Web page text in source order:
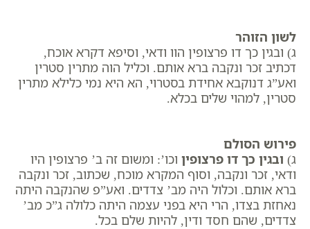
לשון הזוהר
ג) ובגין כך דו פרצופין הוו ודאי, וסיפא דקרא אוכח,
דכתיב זכר ונקבה ברא אותם. וכליל הוה מתרין סטרין
ואע”ג דנוקבא אחידת בסטרוי, הא היא נמי כלילא מתרין
סטרין, למהוי שלים בכלא.
פירוש הסולם
ג) ובגין כך דו פרצופין וכו’: ומשום זה ב’ פרצופין היו
ודאי, זכר ונקבה, וסוף המקרא מוכח, שכתוב, ​זכר ונקבה
ברא אותם. וכלול היה מב’ צדדים. ואע”פ שהנקבה היתה
נאחזת בצדו, הרי היא בפני עצמה היתה כלולה ג”כ מב’
צדדים, שהם חסד ודין, להיות שלם בכל.